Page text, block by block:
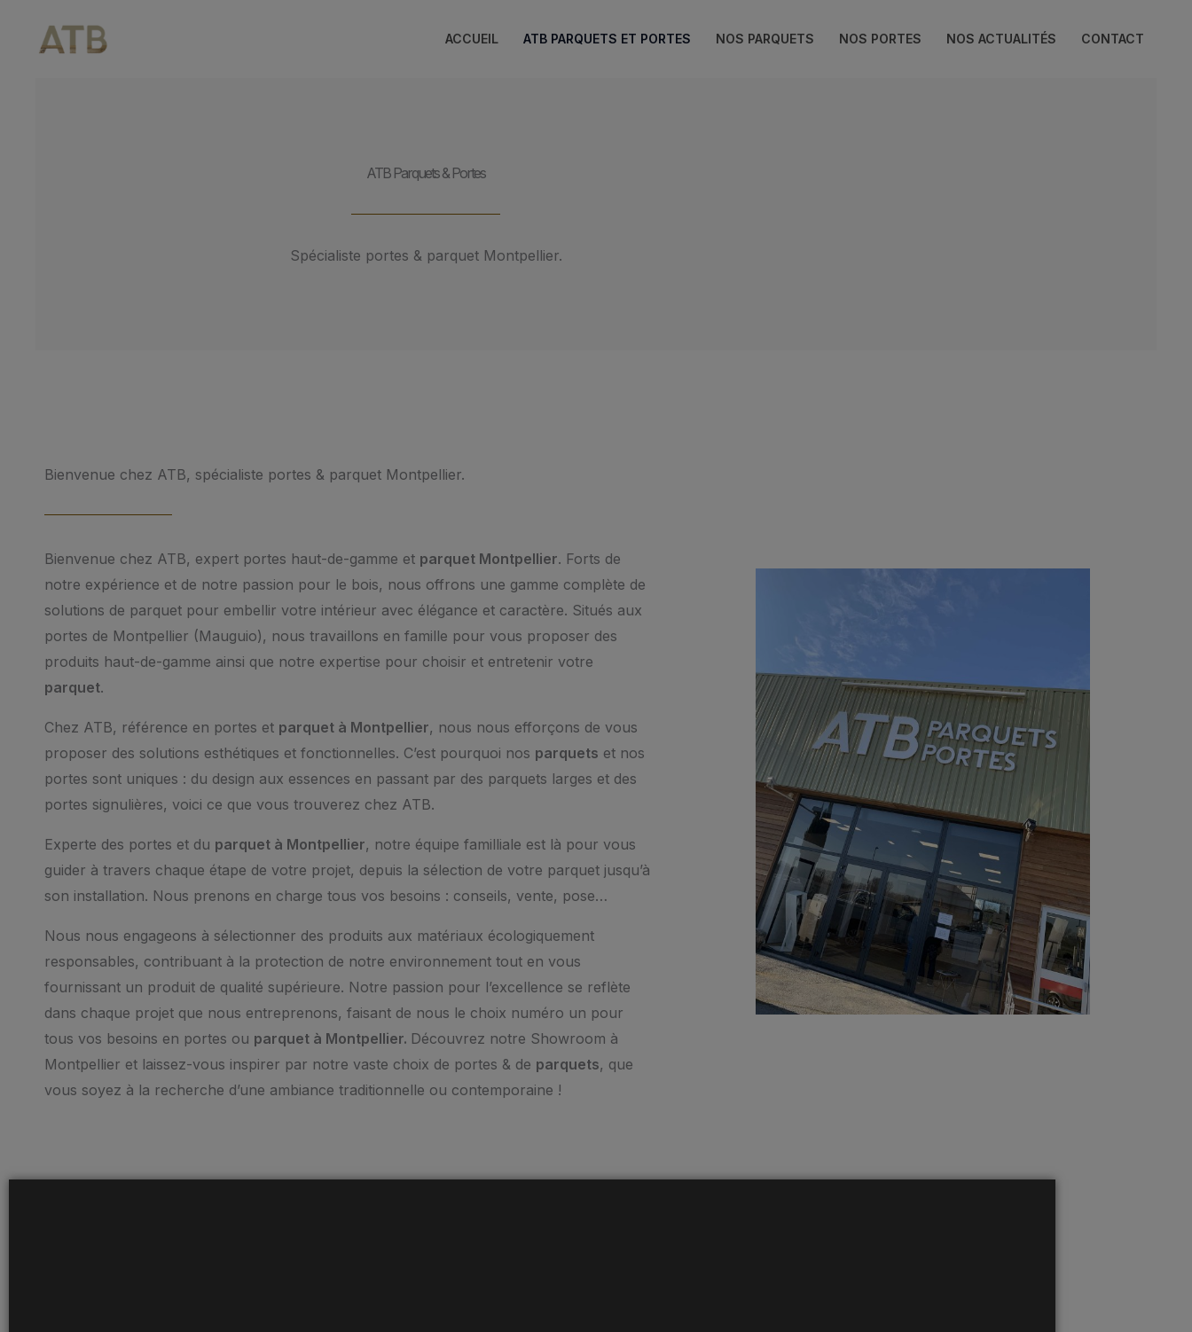
ACCUEIL ATB PARQUETS ET PORTES NOS PARQUETS NOS PORTES NOS ACTUALITÉS CONTACT
ATB Parquets & Portes
Spécialiste portes & parquet Montpellier.
Bienvenue chez ATB, spécialiste portes & parquet Montpellier.
Bienvenue chez ATB, expert portes haut-de-gamme et parquet Montpellier. Forts de
notre expérience et de notre passion pour le bois, nous offrons une gamme complète de
solutions de parquet pour embellir votre intérieur avec élégance et caractère. Situés aux
portes de Montpellier (Mauguio), nous travaillons en famille pour vous proposer des
produits haut-de-gamme ainsi que notre expertise pour choisir et entretenir votre
parquet.
Chez ATB, référence en portes et parquet à Montpellier, nous nous efforçons de vous
proposer des solutions esthétiques et fonctionnelles. C’est pourquoi nos parquets et nos
portes sont uniques : du design aux essences en passant par des parquets larges et des
portes signulières, voici ce que vous trouverez chez ATB.
Experte des portes et du parquet à Montpellier, notre équipe familliale est là pour vous
guider à travers chaque étape de votre projet, depuis la sélection de votre parquet jusqu’à
son installation. Nous prenons en charge tous vos besoins : conseils, vente, pose…
Nous nous engageons à sélectionner des produits aux matériaux écologiquement
responsables, contribuant à la protection de notre environnement tout en vous
fournissant un produit de qualité supérieure. Notre passion pour l’excellence se reflète
dans chaque projet que nous entreprenons, faisant de nous le choix numéro un pour
tous vos besoins en portes ou parquet à Montpellier. Découvrez notre Showroom à
Montpellier et laissez-vous inspirer par notre vaste choix de portes & de parquets, que
vous soyez à la recherche d’une ambiance traditionnelle ou contemporaine !